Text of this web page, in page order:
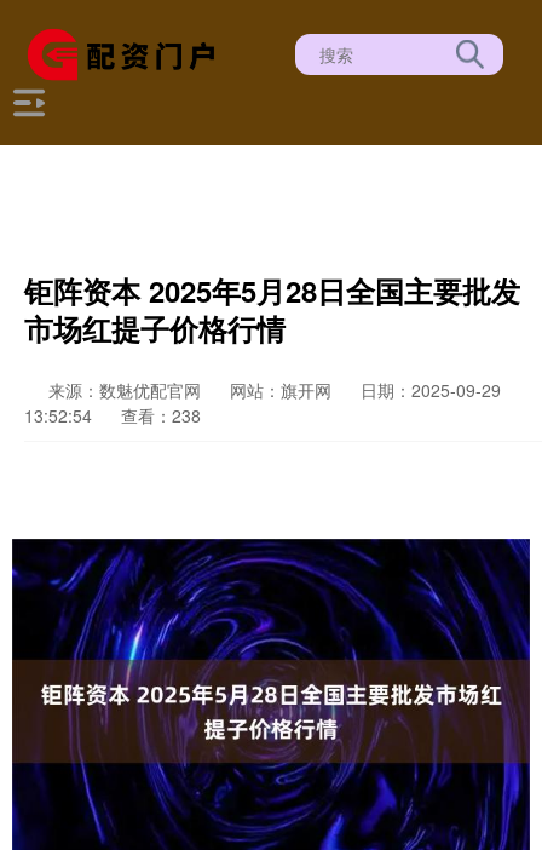
钜阵资本 2025年5月28日全国主要批发
市场红提子价格行情
来源：数魅优配官网 网站：旗开网
日期：2025-09-29
13:52:54
查看：238